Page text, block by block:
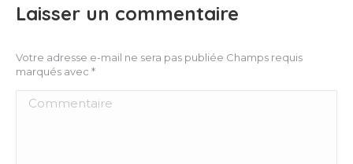
Laisser un commentaire
Votre adresse e-mail ne sera pas publiée Champs requis
marqués avec *
Commentaire